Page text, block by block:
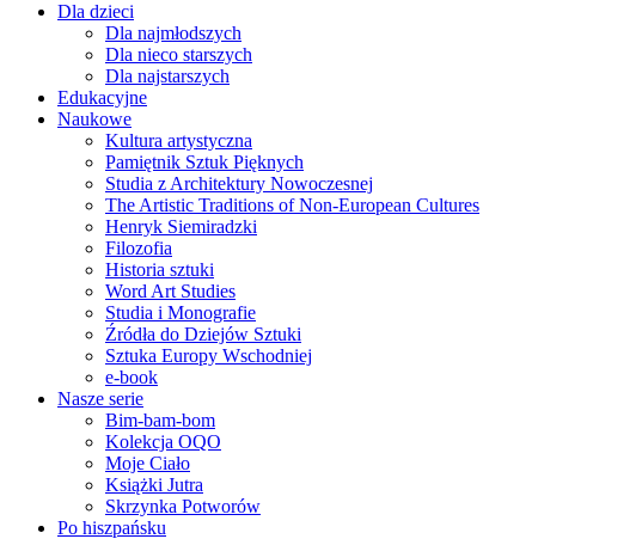
Dla dzieci
Dla najmłodszych
Dla nieco starszych
Dla najstarszych
Edukacyjne
Naukowe
Kultura artystyczna
Pamiętnik Sztuk Pięknych
Studia z Architektury Nowoczesnej
The Artistic Traditions of Non-European Cultures
Henryk Siemiradzki
Filozofia
Historia sztuki
Word Art Studies
Studia i Monografie
Źródła do Dziejów Sztuki
Sztuka Europy Wschodniej
e-book
Nasze serie
Bim-bam-bom
Kolekcja OQO
Moje Ciało
Książki Jutra
Skrzynka Potworów
Po hiszpańsku